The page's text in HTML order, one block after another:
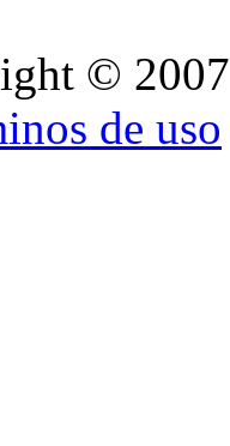
© 2007
de uso